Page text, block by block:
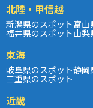
北陸・甲信越
新潟県のスポット富山
福井県のスポット山梨
東海
岐阜県のスポット静岡
三重県のスポット
近畿